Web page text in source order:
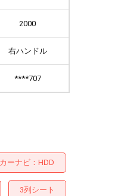
2000
右ハンドル
****707
カーナビ HDD
3列シート